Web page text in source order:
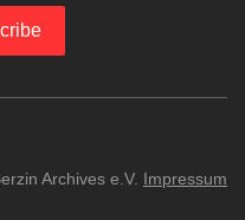
Archives e.V. Impressum